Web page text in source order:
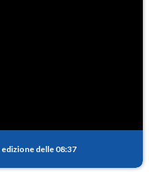
edizione delle 08:37